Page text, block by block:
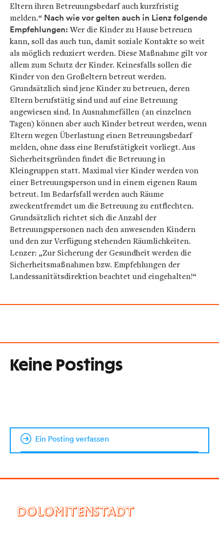
Eltern ihren Betreuungsbedarf auch kurzfristig
melden.“ Nach wie vor gelten auch in Lienz folgende
Empfehlungen:Wer die Kinder zu Hause betreuen
kann, soll das auch tun, damit soziale Kontakte so weit
als möglich reduziert werden. Diese Maßnahme gilt vor
allem zum Schutz der Kinder. Keinesfalls sollen die
Kinder von den Großeltern betreut werden.
Grundsätzlich sind jene Kinder zu betreuen, deren
Eltern berufstätig sind und auf eine Betreuung
angewiesen sind. In Ausnahmefällen (an einzelnen
Tagen) können aber auch Kinder betreut werden, wenn
Eltern wegen Überlastung einen Betreuungsbedarf
melden, ohne dass eine Berufstätigkeit vorliegt. Aus
Sicherheitsgründen findet die Betreuung in
Kleingruppen statt. Maximal vier Kinder werden von
einer Betreuungsperson und in einem eigenen Raum
betreut. Im Bedarfsfall werden auch Räume
zweckentfremdet um die Betreuung zu entflechten.
Grundsätzlich richtet sich die Anzahl der
Betreuungspersonen nach den anwesenden Kindern
und den zur Verfügung stehenden Räumlichkeiten.
Lenzer: „Zur Sicherung der Gesundheit werden die
Sicherheitsmaßnahmen bzw. Empfehlungen der
Landessanitätsdirektion beachtet und eingehalten!“
Keine Postings
Ein Posting verfassen
DOLOMITENSTADT